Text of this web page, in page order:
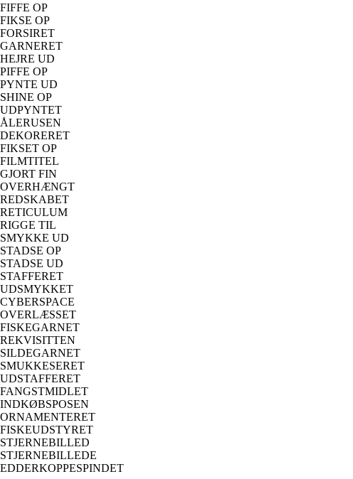
FIFFE OP
FIKSE OP
FORSIRET
GARNERET
HEJRE UD
PIFFE OP
PYNTE UD
SHINE OP
UDPYNTET
ÅLERUSEN
DEKORERET
FIKSET OP
FILMTITEL
GJORT FIN
OVERHÆNGT
REDSKABET
RETICULUM
RIGGE TIL
SMYKKE UD
STADSE OP
STADSE UD
STAFFERET
UDSMYKKET
CYBERSPACE
OVERLÆSSET
FISKEGARNET
REKVISITTEN
SILDEGARNET
SMUKKESERET
UDSTAFFERET
FANGSTMIDLET
INDKØBSPOSEN
ORNAMENTERET
FISKEUDSTYRET
STJERNEBILLED
STJERNEBILLEDE
EDDERKOPPESPINDET